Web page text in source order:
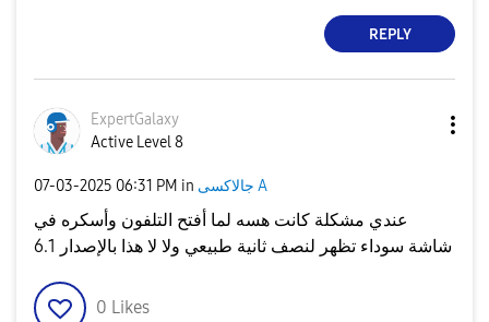
REPLY
ExpertGalaxy
Active Level 8
‎07-03-2025 06:31 PM in جالاكسى A
عندي مشكلة كانت هسه لما أفتح التلفون وأسكره في
شاشة سوداء تظهر لنصف ثانية طبيعي ولا لا هذا بالإصدار 6.1
0 Likes